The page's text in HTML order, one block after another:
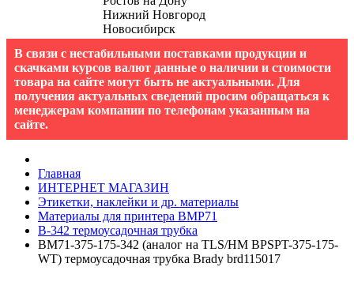
Нижний Новгород
Новосибирск
В связи с нестабильными поставками продукции и
скачками курсов валют данные о наличии и стоимости
товара на сайте могут быть не актуальными. Для
получения актуальных сведений просим обращаться к
менеджерам компании по телефонам указанным на
сайте.
Главная
ИНТЕРНЕТ МАГАЗИН
Этикетки, наклейки и др. материалы
Материалы для принтера BMP71
B-342 термоусадочная трубка
BM71-375-175-342 (аналог на TLS/HM BPSPT-375-175-
WT) термоусадочная трубка Brady brd115017